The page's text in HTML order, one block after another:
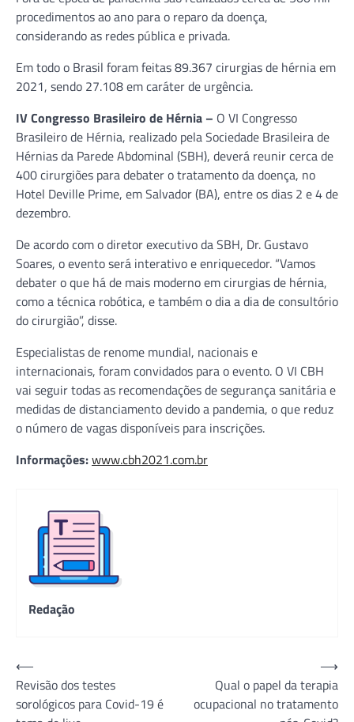
procedimentos ao ano para o reparo da doença,
considerando as redes pública e privada.
Em todo o Brasil foram feitas 89.367 cirurgias de hérnia em
2021, sendo 27.108 em caráter de urgência.
IV Congresso Brasileiro de Hérnia – O VI Congresso
Brasileiro de Hérnia, realizado pela Sociedade Brasileira de
Hérnias da Parede Abdominal (SBH), deverá reunir cerca de
400 cirurgiões para debater o tratamento da doença, no
Hotel Deville Prime, em Salvador (BA), entre os dias 2 e 4 de
dezembro.
De acordo com o diretor executivo da SBH, Dr. Gustavo
Soares, o evento será interativo e enriquecedor. “Vamos
debater o que há de mais moderno em cirurgias de hérnia,
como a técnica robótica, e também o dia a dia de consultório
do cirurgião”, disse.
Especialistas de renome mundial, nacionais e
internacionais, foram convidados para o evento. O VI CBH
vai seguir todas as recomendações de segurança sanitária e
medidas de distanciamento devido a pandemia, o que reduz
o número de vagas disponíveis para inscrições.
Informações:www.cbh2021.com.br
Redação
Navegação
de
Post
⟵
Revisão dos testes
sorológicos para Covid-19 é
Qual o papel da terapia
ocupacional no tratamento
⟶